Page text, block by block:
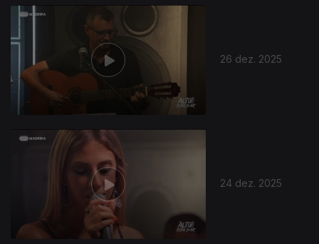
26 dez. 2025
24 dez. 2025